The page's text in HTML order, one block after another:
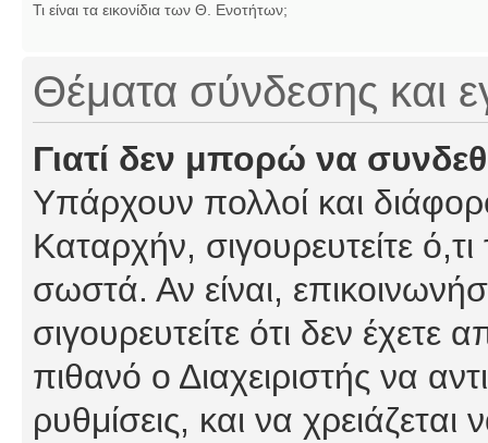
Τι είναι τα εικονίδια των Θ. Ενοτήτων;
Θέματα σύνδεσης και
Γιατί δεν μπορώ να
Υπάρχουν πολλοί και
Καταρχήν, σιγουρευτείτε
σωστά. Αν είναι,
σιγουρευτείτε ότι δεν έχετε
πιθανό ο Διαχειριστής να
ρυθμίσεις, και να χρειάζεται